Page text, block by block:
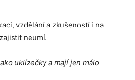
vzdělání a zkušeností i na
neumí.
uklízečky a mají jen málo